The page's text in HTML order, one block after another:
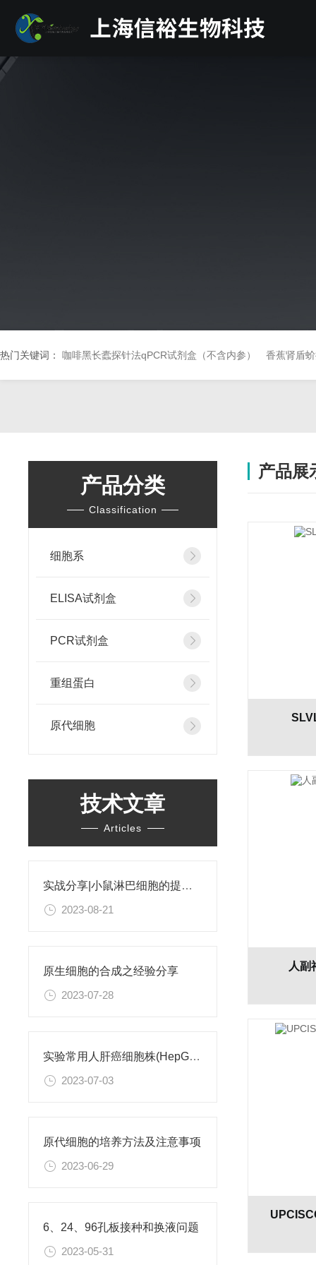
热门关键词： 咖啡黑长蠹探针法qPCR试剂盒（不含内参） 香蕉肾盾
产品分类
Classification
细胞系
ELISA试剂盒
PCR试剂盒
重组蛋白
原代细胞
技术文章
Articles
实战分享|小鼠淋巴细胞的提取和分选之经验小结
2023-08-21
原生细胞的合成之经验分享
2023-07-28
实验常用人肝癌细胞株(HepG2/Hep3B,HuH-7,MHCC97H,PLC/PRF/5)怎么选？
2023-07-03
原代细胞的培养方法及注意事项
2023-06-29
6、24、96孔板接种和换液问题
2023-05-31
产品展
人副